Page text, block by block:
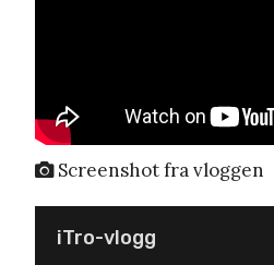
Screenshot fra vloggen
iTro-vlogg